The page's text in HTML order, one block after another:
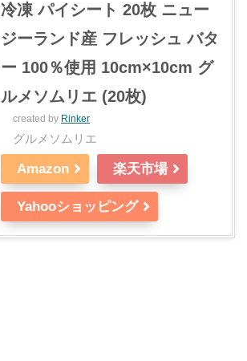
冷凍 パイシート 20枚 ニュー
ジーランド産 フレッシュ バタ
ー 100％使用 10cm×10cm グ
ルメソムリエ (20枚)
created by Rinker
グルメソムリエ
Amazon 楽天市場
Yahooショッピング